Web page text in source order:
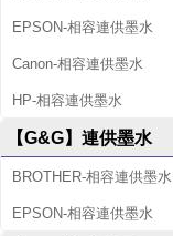
EPSON-相容連供墨水
Canon-相容連供墨水
HP-相容連供墨水
【G&G】連供墨水
BROTHER-相容連供墨水
EPSON-相容連供墨水